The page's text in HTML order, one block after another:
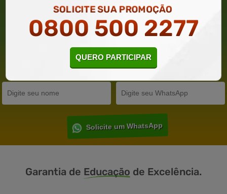
GANHE ATÉ 50% DE DESCONTO
3 CERTIFICADOS POR APENAS 119,80. INFORME SEU E-MAIL,
NOME E TELEFONE PARA PARTICIPAR POR WHATSAPP
Solicite um WhatsApp
Garantia de Educação de Excelência.
SOLICITE SUA PROMOÇÃO
0800 500 2277
QUERO PARTICIPAR